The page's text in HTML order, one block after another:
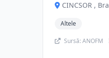
CINCSOR ,
Altele
Sursă: ANOFM